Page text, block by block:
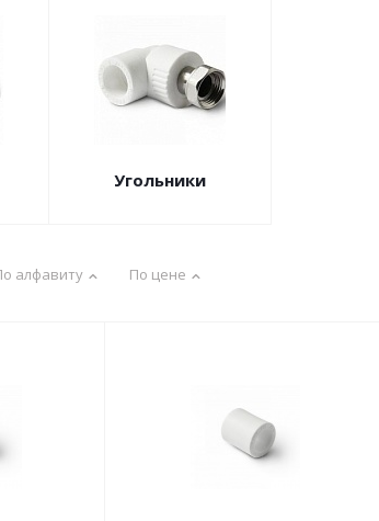
Угольники
алфавиту По цене